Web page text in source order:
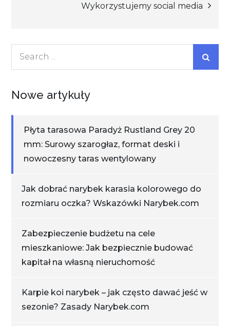
Wykorzystujemy social media
Nowe artykuły
Płyta tarasowa Paradyż Rustland Grey 20
mm: Surowy szarogłaz, format deski i
nowoczesny taras wentylowany
Jak dobrać narybek karasia kolorowego do
rozmiaru oczka? Wskazówki Narybek.com
Zabezpieczenie budżetu na cele
mieszkaniowe: Jak bezpiecznie budować
kapitał na własną nieruchomość
Karpie koi narybek – jak często dawać jeść w
sezonie? Zasady Narybek.com